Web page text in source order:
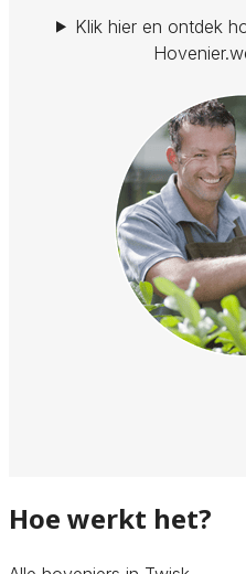
Klik hier en ontdek
Hoe werkt het?